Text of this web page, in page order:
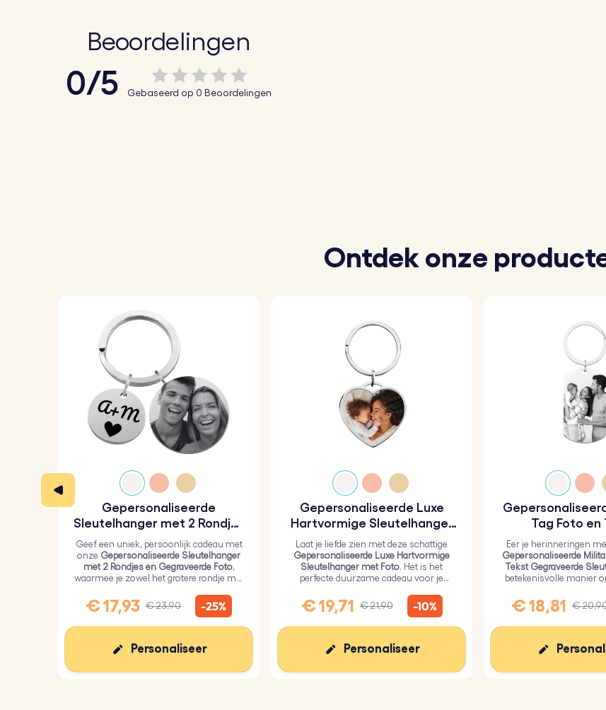
Hoe het werkt:
1. Voer Personalisatie in: Vul de namen en datum in die je wilt laten graveren.
Beoordelingen
0/5 Gebaseerd op 0 Beoordelingen
Ontdek onze
Gepersonaliseerde
Sleutelhanger met 2 Rondjes
en Gegraveerde Foto
Geef een uniek, persoonlijk cadeau met
onze Gepersonaliseerde Sleutelhanger
met 2 Rondjes en Gegraveerde Foto,
waarmee je zowel het grotere rondje met
rondje met tekst kunt graveren.
€ 17,93 € 23,90 -25%
Personaliseer
Gepersonaliseerde Luxe
Hartvormige Sleutelhanger
met Foto
Laat je liefde zien met deze schattige
Gepersonaliseerde Luxe Hartvormige
Sleutelhanger met Foto. Het is het
perfecte duurzame cadeau voor je
epoxyglaslaag.
€ 19,71 € 21,90 -10%
Personaliseer
Tag Foto en
Gegraveerde
Eer je herinneringen
Gepersonaliseerde
Tekst Gegraveerde
betekenisvolle manier
€ 18,81 €
We gebruiken cookies